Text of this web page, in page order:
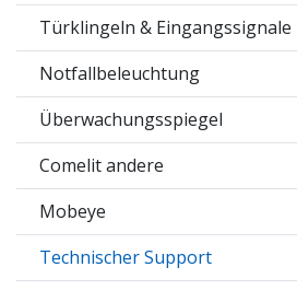
Türklingeln & Eingangssignale
Notfallbeleuchtung
Überwachungsspiegel
Comelit andere
Mobeye
Technischer Support